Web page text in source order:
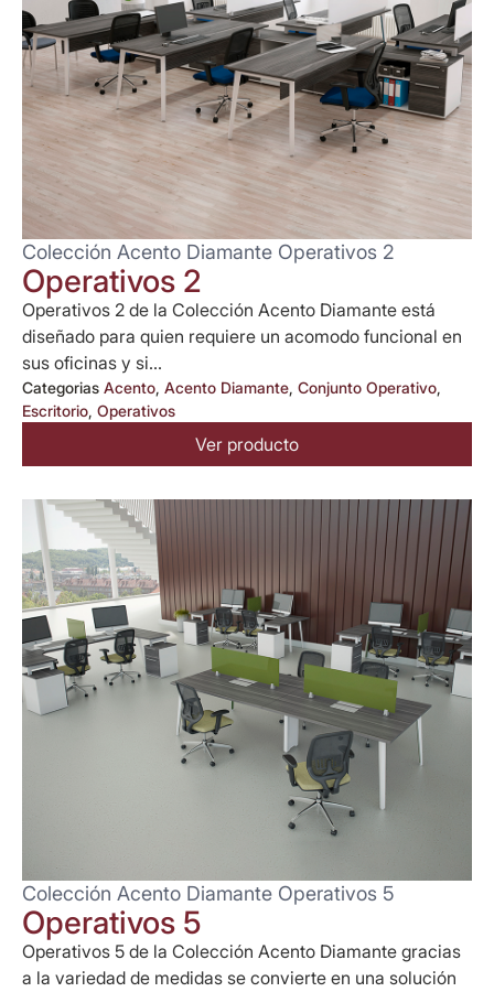
Colección Acento Diamante Operativos 2
Operativos 2
Operativos 2 de la Colección Acento Diamante está
diseñado para quien requiere un acomodo funcional en
sus oficinas y si...
Categorias Acento, Acento Diamante, Conjunto Operativo,
Escritorio, Operativos
Ver producto
Colección Acento Diamante Operativos 5
Operativos 5
Operativos 5 de la Colección Acento Diamante gracias
a la variedad de medidas se convierte en una solución